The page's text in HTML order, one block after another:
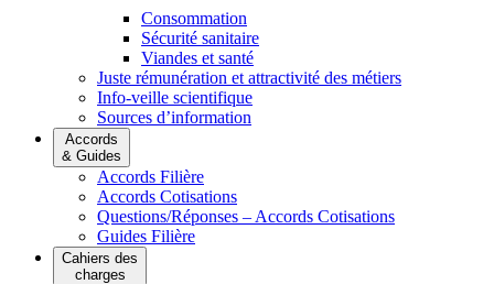
Consommation
Sécurité sanitaire
Viandes et santé
Juste rémunération et attractivité des métiers
Info-veille scientifique
Sources d’information
Accords
& Guides
Accords Filière
Accords Cotisations
Questions/Réponses – Accords Cotisations
Guides Filière
Cahiers des
charges